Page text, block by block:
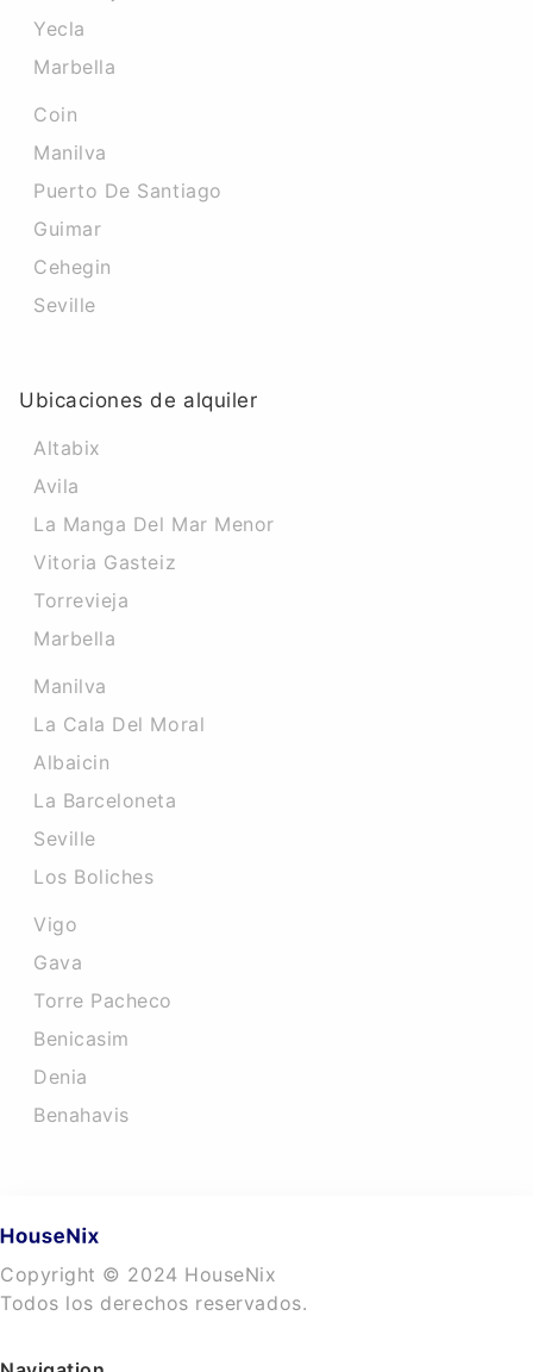
Yecla
Marbella
Coin
Manilva
Puerto De Santiago
Guimar
Cehegin
Seville
Ubicaciones de alquiler
Altabix
Avila
La Manga Del Mar Menor
Vitoria Gasteiz
Torrevieja
Marbella
Manilva
La Cala Del Moral
Albaicin
La Barceloneta
Seville
Los Boliches
Vigo
Gava
Torre Pacheco
Benicasim
Denia
Benahavis
Copyright © 2024 HouseNix
Todos los derechos reservados.